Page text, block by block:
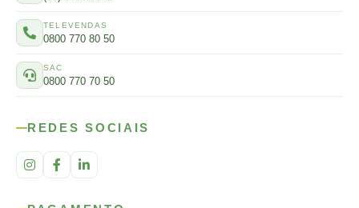
TELEVENDAS
0800 770 80 50
SAC
0800 770 70 50
REDES SOCIAIS